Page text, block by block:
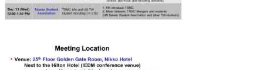
用
表
Facebook